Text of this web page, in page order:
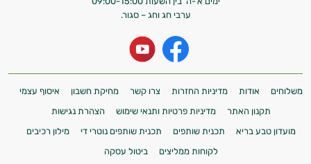
ערבי חג וחג – סגור.
משלוחים אודות מדיניות החזרות צרו קשר מחיקת חשבון
איסוף עצמי
תקנון האתר
מדיניות פרטיות ותנאי שימוש
הצהרת נגישות
מועדון טבע בריא
תכנית שותפים תכנית שותפים נוטרי די
מילון רכיבים
לקוחות ממליצים
ביטול עסקה